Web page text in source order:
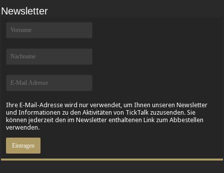
Newsletter
Ihre E-Mail-Adresse wird nur verwendet, um Ihnen unseren Newsletter
und Informationen zu den Aktivitäten von TickTalk zuzusenden. Sie
können jederzeit den im Newsletter enthaltenen Link zum Abbestellen
verwenden.